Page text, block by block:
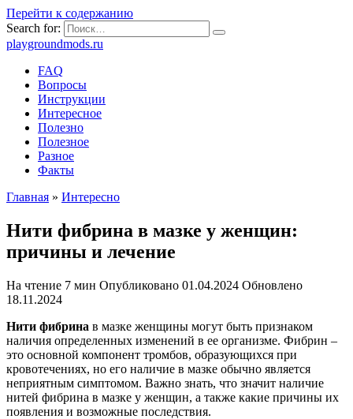
Перейти к содержанию
Search for:
playgroundmods.ru
FAQ
Вопросы
Инструкции
Интересное
Полезно
Полезное
Разное
Факты
Главная » Интересно
Нити фибрина в мазке у женщин:
причины и лечение
На чтение 7 мин Опубликовано 01.04.2024 Обновлено
18.11.2024
Нити фибрина в мазке женщины могут быть признаком
наличия определенных изменений в ее организме. Фибрин –
это основной компонент тромбов, образующихся при
кровотечениях, но его наличие в мазке обычно является
неприятным симптомом. Важно знать, что значит наличие
нитей фибрина в мазке у женщин, а также какие причины их
появления и возможные последствия.